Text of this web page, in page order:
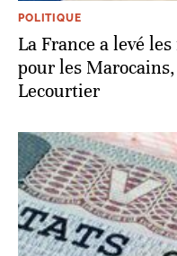
POLITIQUE
La France a levé
pour les
Lecourtier